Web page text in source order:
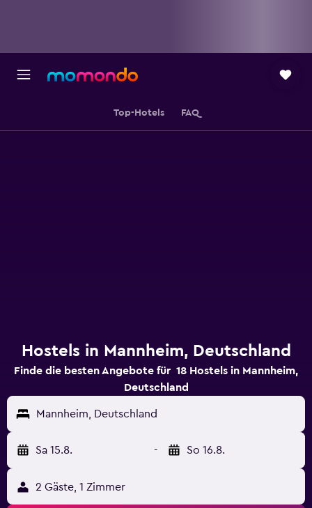
Top-Hotels FAQ
Hostels in Mannheim, Deutschland
Finde die besten Angebote für 18 Hostels in Mannheim,
Deutschland
Mannheim, Deutschland
Sa 15.8. - So 16.8.
2 Gäste, 1 Zimmer